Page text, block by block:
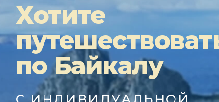
Хотите
по Байкалу